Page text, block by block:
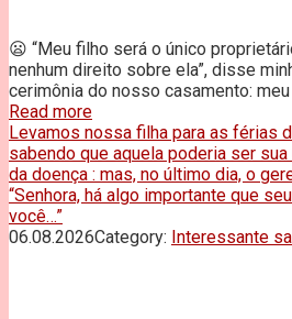
😦 “Meu filho será o único
nenhum direito sobre ela”, disse
cerimônia do nosso casamento:
Read more
Levamos nossa filha para as férias
sabendo que aquela poderia ser
da doença : mas, no último dia, o
“Senhora, há algo importante que
você…”
06.08.2026Category: Interessante